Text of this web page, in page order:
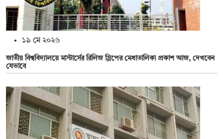
১৯ মে ২০২৬
জাতীয় বিশ্ববিদ্যালয়ে মাস্টার্সের রিলিজ স্লিপের মেধাতালিকা প্রকাশ আজ, দেখবেন
যেভাবে